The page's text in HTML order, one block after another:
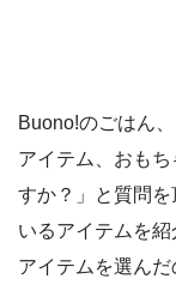
Buono!のごはん
アイテム、おも
すか？」と質問
いるアイテムを
アイテムを選んだ